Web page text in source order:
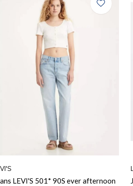
LEVI'S 501* 90S ever afternoon